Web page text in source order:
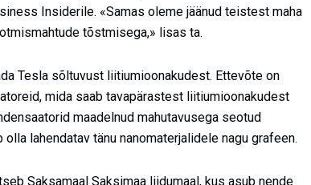
Insiderile. «Samas oleme jäänud teistest maha
tõstmisega,» lisas ta.
Tesla sõltuvust liitiumioonakudest. Ettevõte on
mida saab tavapärastest liitiumioonakudest
maadelnud mahutavusega seotud
lahendatav tänu nanomaterjalidele nagu grafeen.
Saksamaal Saksimaa liidumaal, kus asub nende